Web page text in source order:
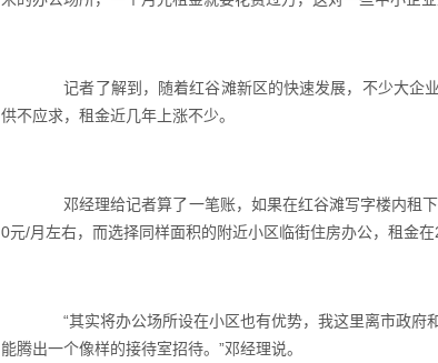
记者了解到，随着红谷滩新区的快速发展，不少大企
供不应求，租金近几年上涨不少。
邓经理给记者算了一笔账，如果在红谷滩写字楼内租
0元/月左右，而选择同样面积的附近小区临街住房办公，租金在
“其实将办公场所设在小区也有优势，我这里离市政府
能腾出一个像样的接待室招待。”邓经理说。